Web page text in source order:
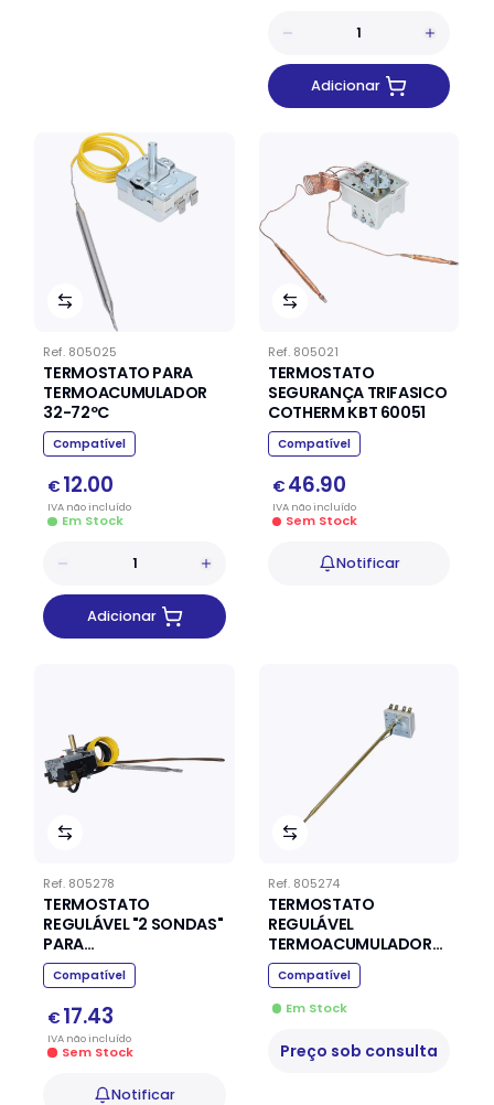
Adicionar
Ref. 805025
TERMOSTATO PARA
TERMOACUMULADOR
32-72ºC
Compatível
€ 12.00
IVA nãoincluído
Em Stock
Adicionar
Ref. 805021
TERMOSTATO
SEGURANÇA TRIFASICO
COTHERM KBT 60051
Compatível
€ 46.90
IVA nãoincluído
Sem Stock
Notificar
Ref. 805278
TERMOSTATO
REGULÁVEL "2 SONDAS"
PARA
TERMOACUMULADOR
NEGARRA 600709
Compatível
€ 17.43
IVA nãoincluído
Sem Stock
Notificar
Ref. 805274
TERMOSTATO
REGULÁVEL
TERMOACUMULADOR
COTHERM TUS00285
(SEG 95ºC)
Compatível
Em Stock
Preço sob consulta